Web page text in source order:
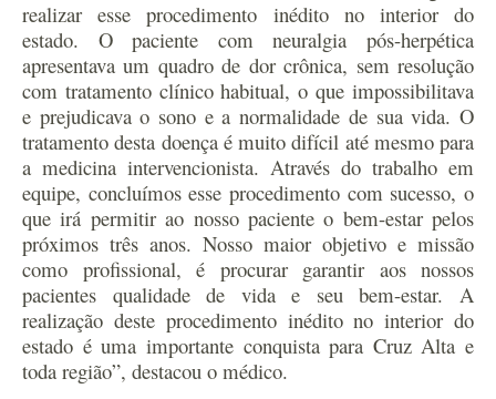
realizar esse procedimento inédito no interior do
estado. O paciente com neuralgia pós-herpética
apresentava um quadro de dor crônica, sem resolução
com tratamento clínico habitual, o que impossibilitava
e prejudicava o sono e a normalidade de sua vida. O
tratamento desta doença é muito difícil até mesmo para
a medicina intervencionista. Através do trabalho em
equipe, concluímos esse procedimento com sucesso, o
que irá permitir ao nosso paciente o bem-estar pelos
próximos três anos. Nosso maior objetivo e missão
como profissional, é procurar garantir aos nossos
pacientes qualidade de vida e seu bem-estar. A
realização deste procedimento inédito no interior do
estado é uma importante conquista para Cruz Alta e
toda região”, destacou o médico.